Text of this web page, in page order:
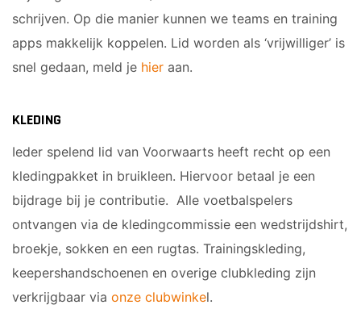
JO8-1
JO8-2
JO9-2JM
JO9-3
JO9-4JM
JO10-1
JO10-2 JM
JO10-3
JO10-4 JM
schrijven. Op die manier kunnen we teams en training
apps makkelijk koppelen. Lid worden als ‘vrijwilliger’ is
snel gedaan, meld je hier aan.
KLEDING
Ieder spelend lid van Voorwaarts heeft recht op een
kledingpakket in bruikleen. Hiervoor betaal je een
bijdrage bij je contributie. Alle voetbalspelers
ontvangen via de kledingcommissie een wedstrijdshirt,
broekje, sokken en een rugtas. Trainingskleding,
keepershandschoenen en overige clubkleding zijn
verkrijgbaar via onze clubwinkel.